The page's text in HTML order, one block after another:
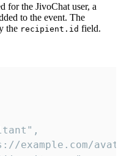
for the JivoChat user, a
to the event. The
the recipient.id field.